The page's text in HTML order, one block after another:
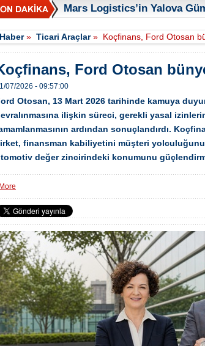
Mars Logistics’in Yalova
Haber»Ticari Araçlar» Koçfinans, Ford Otosan
Ford Otosan
07/2026 - 09:57:00
Otosan, 13 Mart 2026 tarihinde kamuya
ilişkin süreci, gerekli yasal
ardından sonuçlandırdı.
finansman kabiliyetini müşteri
değer zincirindeki konumunu
More